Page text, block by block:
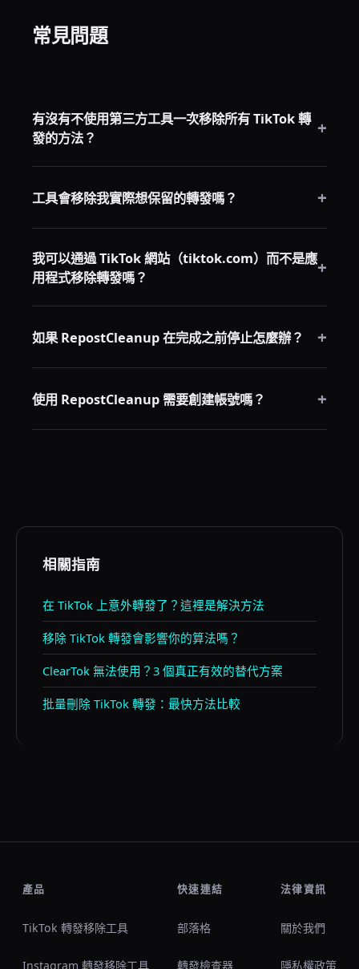
常見問題
有沒有不使用第三方工具一次移除所有 TikTok 轉
發的方法？
+
要第三方工具。
工具會移除我實際想保留的轉發嗎？ +
它移除你想保留的轉發之前停止。ClearTok 也提供日期
篩選功能，可自動保留最近的轉發。
我可以通過 TikTok 網站（tiktok.com）而不是應
用程式移除轉發嗎？
+
以在那裡手動移除，但仍然是一次一條——批量工具具
如果 RepostCleanup 在完成之前停止怎麼辦？ +
然後重新啟動工具；它會從停止的地方繼續。
使用 RepostCleanup 需要創建帳號嗎？ +
相關指南
在 TikTok 上意外轉發了？這裡是解決方法
移除 TikTok 轉發會影響你的算法嗎？
ClearTok 無法使用？3 個真正有效的替代方案
批量刪除 TikTok 轉發：最快方法比較
產品
TikTok 轉發移除工具
Instagram 轉發移除工具
快速連結
部落格
轉發檢查器
法律資訊
關於我們
隱私權政策